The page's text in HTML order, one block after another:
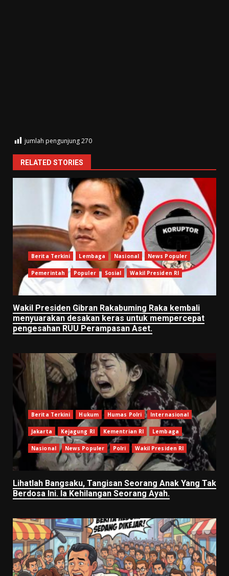
jumlah pengunjung270
RELATED STORIES
Berita Terkini Lembaga Nasional News Populer
Pemerintah Populer Sosial Wakil Presiden RI
Wakil Presiden Gibran Rakabuming Raka kembali
menyuarakan desakan keras untuk mempercepat
pengesahan RUU Perampasan Aset.
Berita Terkini Hukum Humas Polri Internasional
Jakarta Kejagung RI Kementrian RI Lembaga
Nasional News Populer Polri Wakil Presiden RI
Lihatlah Bangsaku, Tangisan Seorang Anak Yang Tak
Berdosa Ini. Ia Kehilangan Seorang Ayah.